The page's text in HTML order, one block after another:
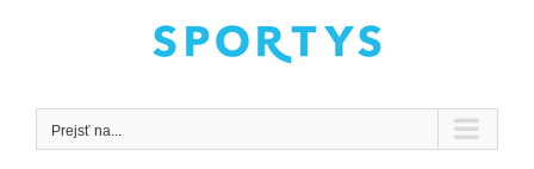
Prejsť na...